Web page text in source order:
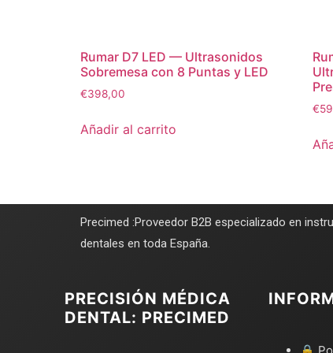
Rumar D7 LED — Ultrasonidos
Sobremesa con 8 Puntas y LED
€398,00
Añadir al carrito
€
Precimed :Proveedor B2B especializado en
dentales en toda España.
PRECISIÓN MÉDICA
DENTAL: PRECIMED